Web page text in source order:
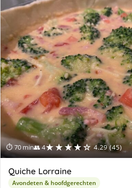
⏱ 70 min👥 4★★★★☆ 4.29 (45)
Quiche Lorraine
Avondeten & hoofdgerechten